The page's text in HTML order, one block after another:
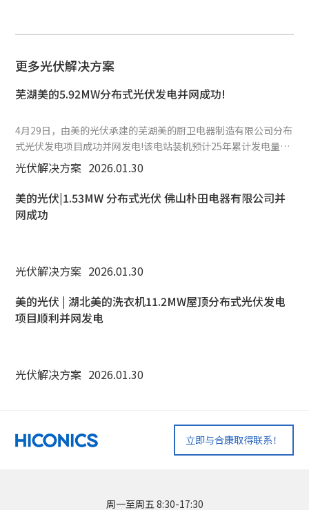
更多光伏解决方案
芜湖美的5.92MW分布式光伏发电并网成功!
4月29日，由美的光伏承建的芜湖美的厨卫电器制造有限公司分布
式光伏发电项目成功并网发电!该电站装机预计25年累计发电量
1.48容量5.92MW，度。该项目的建成投产，是美的光伏助力企业
积极实现国家“双碳”目标的具体实践。
光伏解决方案 2026.01.30
美的光伏|1.53MW 分布式光伏 佛山朴田电器有限公司并
网成功
光伏解决方案 2026.01.30
美的光伏 | 湖北美的洗衣机11.2MW屋顶分布式光伏发电
项目顺利并网发电
光伏解决方案 2026.01.30
立即与合康取得联系！
周一至周五 8:30-17:30